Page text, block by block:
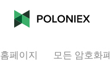
홈페이지 모든 암호화폐